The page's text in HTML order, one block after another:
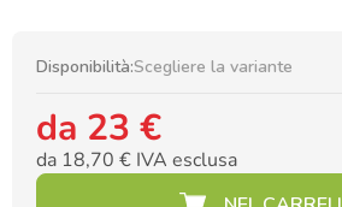
Disponibilità:Scegliere la variante
da 23 €
da 18,70 € IVA esclusa
Prezzo della misura: